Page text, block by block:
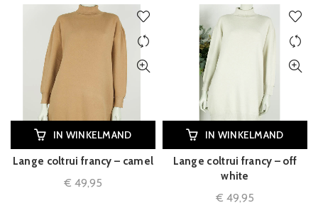
IN WINKELMAND
Lange coltrui francy – camel
€ 49,95
IN WINKELMAND
Lange coltrui francy – off
white
€ 49,95